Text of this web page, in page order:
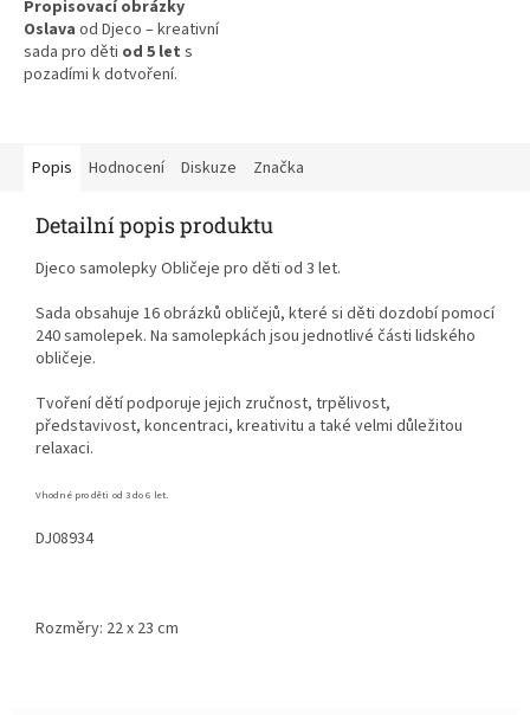
Propisovací obrázky
Oslava od Djeco – kreativní
sada pro děti od 5 let s
pozadími k dotvoření.
barevných postaviček a scén.
podporujefantazii a jemnou
Popis Hodnocení Diskuze Značka
Detailní popis produktu
Djeco samolepky Obličeje pro děti od 3 let.
Sada obsahuje 16 obrázků obličejů, které si děti dozdobí pomocí
240 samolepek. Na samolepkách jsou jednotlivé části lidského
obličeje.
Tvoření dětí podporuje jejich zručnost, trpělivost,
představivost, koncentraci, kreativitu a také velmi důležitou
relaxaci.
Vhodné pro děti od 3 do 6 let.
DJ08934
Rozměry: 22 x 23 cm